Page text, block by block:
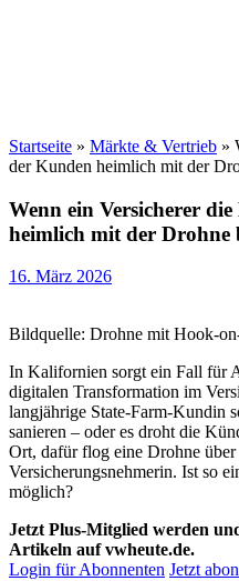
Startseite » Märkte & Vertrieb »
der Kunden heimlich mit der
Wenn ein Versicherer
heimlich mit der Drohne
16. März 2026
Bildquelle: Drohne mit Hook-
In Kalifornien sorgt ein Fall für
digitalen Transformation im
langjährige State-Farm-Kundin
sanieren – oder es droht die
Ort, dafür flog eine Drohne über
Versicherungsnehmerin. Ist so
möglich?
Jetzt Plus-Mitglied werden
Artikeln auf vwheute.de.
Login für Abonnenten Jetzt